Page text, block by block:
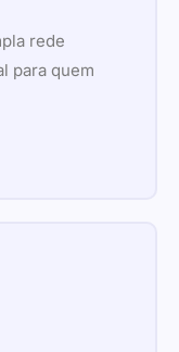
rede
para quem